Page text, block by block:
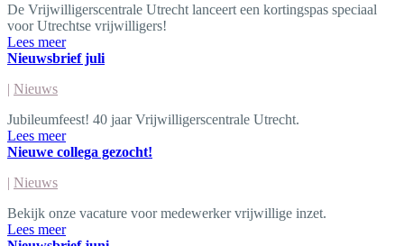
De Vrijwilligerscentrale Utrecht lanceert een kortingspas speciaal
voor Utrechtse vrijwilligers!
Lees meer
Nieuwsbrief juli
| Nieuws
Jubileumfeest! 40 jaar Vrijwilligerscentrale Utrecht.
Lees meer
Nieuwe collega gezocht!
| Nieuws
Bekijk onze vacature voor medewerker vrijwillige inzet.
Lees meer